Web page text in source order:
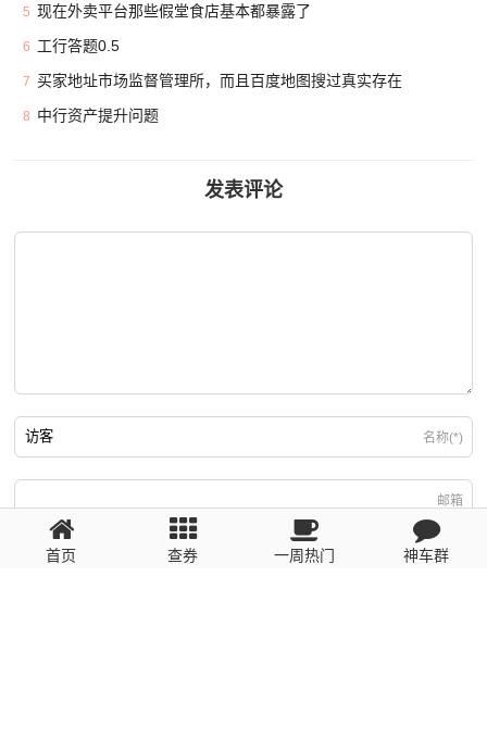
5 现在外卖平台那些假堂食店基本都暴露了
6 工行答题0.5
7 买家地址市场监督管理所，而且百度地图搜过真实存在
8 中行资产提升问题
发表评论
名称(*)
邮箱
回复需填写必要信息
首页 查券 一周热门 神车群